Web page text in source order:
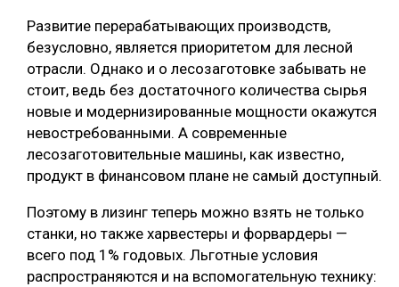
Развитие перерабатывающих производств,
безусловно, является приоритетом для лесной
отрасли. Однако и о лесозаготовке забывать не
стоит, ведь без достаточного количества сырья
новые и модернизированные мощности окажутся
невостребованными. А современные
лесозаготовительные машины, как известно,
продукт в финансовом плане не самый доступный.
Поэтому в лизинг теперь можно взять не только
станки, но также харвестеры и форвардеры —
всего под 1% годовых. Льготные условия
распространяются и на вспомогательную технику: